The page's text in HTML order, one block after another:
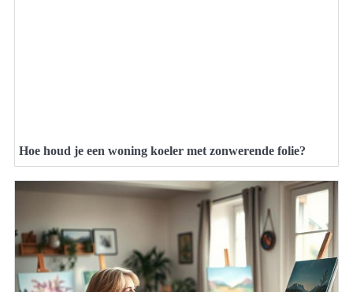
Hoe houd je een woning koeler met zonwerende folie?